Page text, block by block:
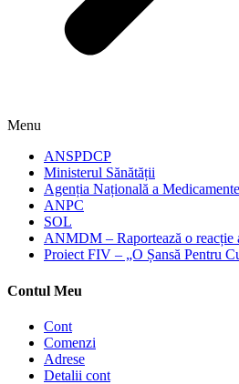
Menu
ANSPDCP
Ministerul Sănătății
Agenția Națională a
ANPC
SOL
ANMDM – Raportează o reacție
Proiect FIV – „O Șansă Pentru
Contul Meu
Cont
Comenzi
Adrese
Detalii cont